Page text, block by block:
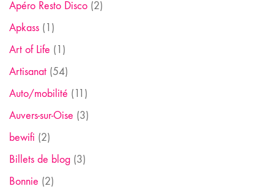
Apéro Resto Disco (2)
Apkass (1)
Art of Life (1)
Artisanat (54)
Auto/mobilité (11)
Auvers-sur-Oise (3)
bewifi (2)
Billets de blog (3)
Bonnie (2)